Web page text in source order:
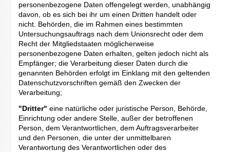
personenbezogene Daten offengelegt werden, unabhängig
davon, ob es sich bei ihr um einen Dritten handelt oder
nicht. Behörden, die im Rahmen eines bestimmten
Untersuchungsauftrags nach dem Unionsrecht oder dem
Recht der Mitgliedstaaten möglicherweise
personenbezogene Daten erhalten, gelten jedoch nicht als
Empfänger; die Verarbeitung dieser Daten durch die
genannten Behörden erfolgt im Einklang mit den geltenden
Datenschutzvorschriften gemäß den Zwecken der
Verarbeitung;
"Dritter" eine natürliche oder juristische Person, Behörde,
Einrichtung oder andere Stelle, außer der betroffenen
Person, dem Verantwortlichen, dem Auftragsverarbeiter
und den Personen, die unter der unmittelbaren
Verantwortung des Verantwortlichen oder des